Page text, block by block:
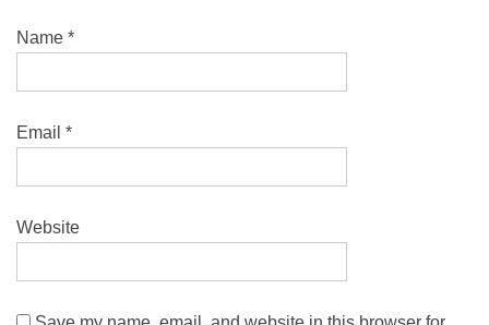
Name *
Email *
Website